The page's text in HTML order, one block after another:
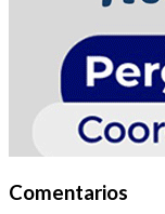
Comentarios